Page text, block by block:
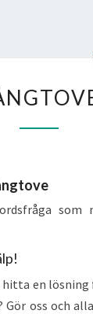
som
hitta en lösning
Gör oss och